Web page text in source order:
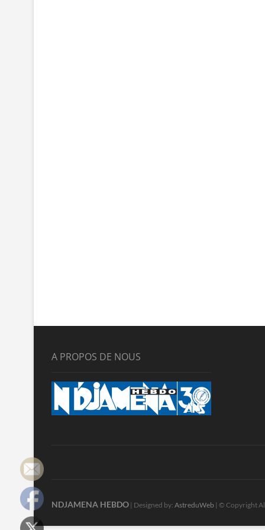
A PROPOS DE NOUS
NDJAMENA HEBDO | Designed by: AstreduWeb | © Copyright